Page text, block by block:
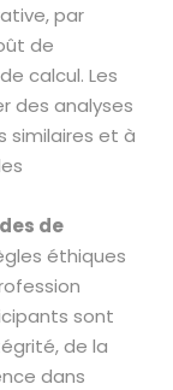
par
de
calcul. Les
des analyses
similaires et à
de
éthiques
sont
de la
dans